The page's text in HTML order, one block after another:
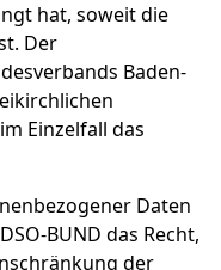
hat, soweit die
Der
Baden-
Einzelfall das
Daten
BUND das Recht,
der